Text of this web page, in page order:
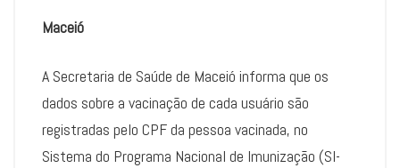
Maceió
A Secretaria de Saúde de Maceió informa que os
dados sobre a vacinação de cada usuário são
registradas pelo CPF da pessoa vacinada, no
Sistema do Programa Nacional de Imunização (SI-